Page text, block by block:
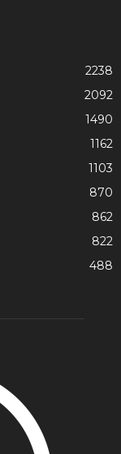
2238
2092
1490
1162
1103
870
862
822
488